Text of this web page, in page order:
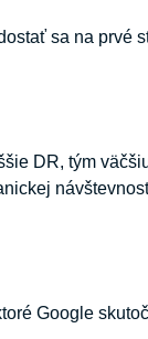
sa na prvé
DR, tým
Google